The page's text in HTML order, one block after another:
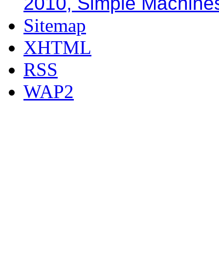
Sitemap
XHTML
RSS
WAP2